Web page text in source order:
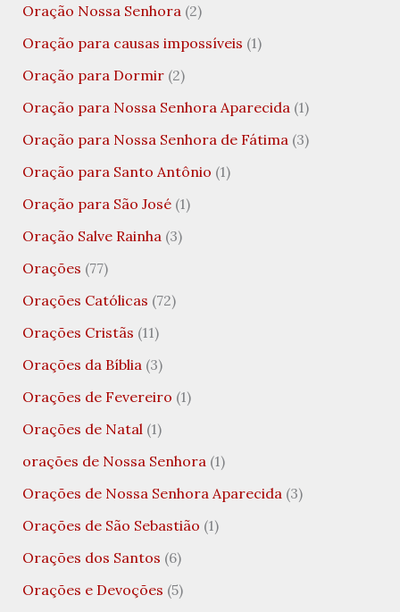
Oração Nossa Senhora(2)
Oração para causas impossíveis (1)
Oração para Dormir(2)
Oração para Nossa Senhora Aparecida(1)
Oração para Nossa Senhora de Fátima(3)
Oração para Santo Antônio (1)
Oração para São José(1)
Oração Salve Rainha(3)
Orações (77)
Orações Católicas (72)
Orações Cristãs (11)
Orações da Bíblia(3)
Orações de Fevereiro (1)
Orações de Natal(1)
orações de Nossa Senhora(1)
Orações de Nossa Senhora Aparecida(3)
Orações de São Sebastião (1)
Orações dos Santos (6)
Orações e Devoções (5)